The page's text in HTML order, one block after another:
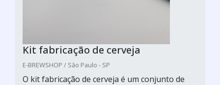
Kit fabricação de cerveja
E-BREWSHOP / São Paulo - SP
O kit fabricação de cerveja é um conjunto de